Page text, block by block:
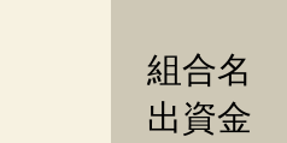
組合名
出資金